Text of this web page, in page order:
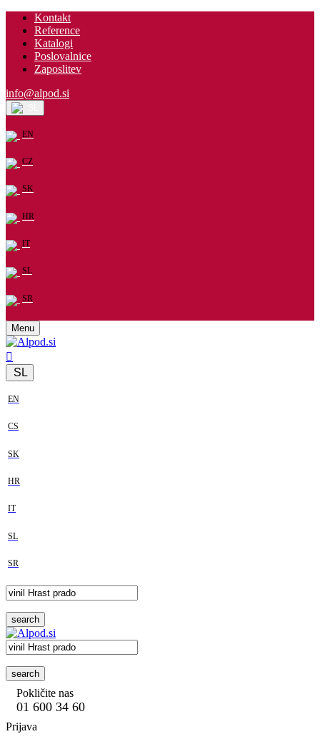
Kontakt
Reference
Katalogi
Poslovalnice
Zaposlitev
info@alpod.si
EN
CZ
SK
HR
IT
SL
SR
Menu
SL
EN
CS
SK
HR
IT
SL
SR
search
search
Pokličite nas
01 600 34 60
Prijava